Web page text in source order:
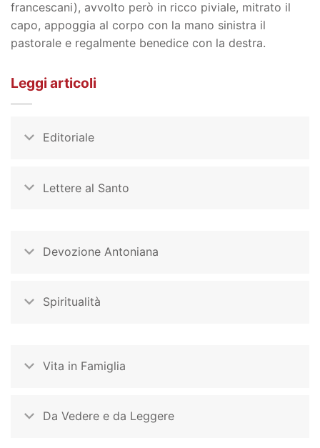
francescani), avvolto però in ricco piviale, mitrato il
capo, appoggia al corpo con la mano sinistra il
pastorale e regalmente benedice con la destra.
Leggi articoli
Editoriale
Lettere al Santo
Devozione Antoniana
Spiritualità
Vita in Famiglia
Da Vedere e da Leggere